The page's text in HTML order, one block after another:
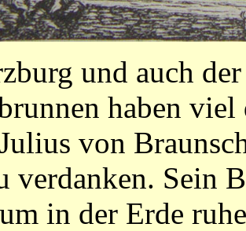
und auch
haben viel
von
verdanken. Sein
in der Erde